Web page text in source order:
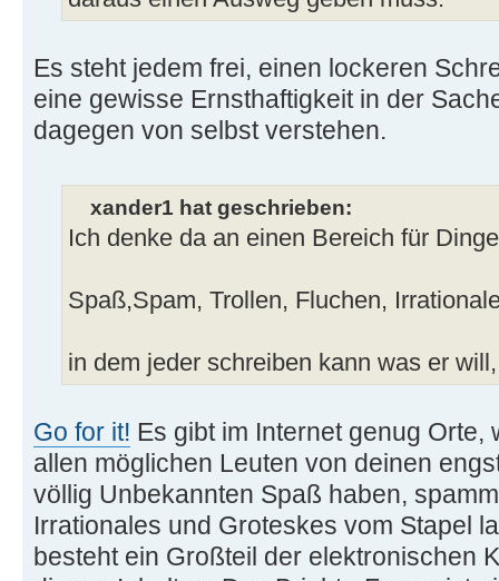
Es steht jedem frei, einen lockeren
eine gewisse Ernsthaftigkeit in der
dagegen von selbst verstehen.
xander1 hat geschrieben:
Ich denke da an einen Bereich für
Spaß,Spam, Trollen, Fluchen,
in dem jeder schreiben kann was er
Go for it! Es gibt im Internet genug Orte,
allen möglichen Leuten von deinen
völlig Unbekannten Spaß haben,
Irrationales und Groteskes vom Stapel
besteht ein Großteil der elektronischen